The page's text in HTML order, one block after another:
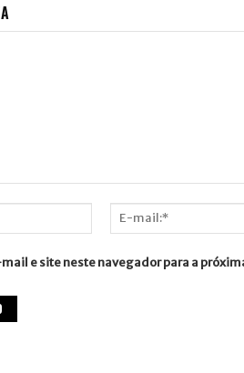
mail:*
e site neste navegador para a